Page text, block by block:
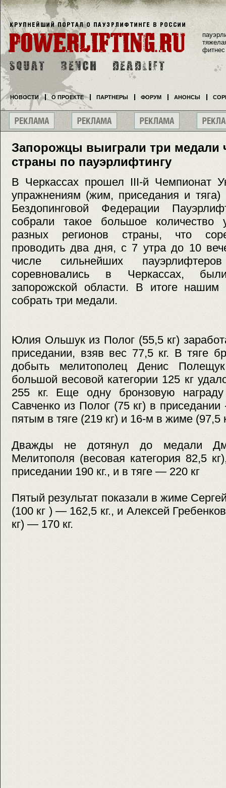
Запорожцы выиграли три медали
страны по пауэрлифтингу
В Черкассах прошел III-й Чемпионат
упражнениям (жим, приседания и тяга)
Бездопинговой Федерации
собрали такое большое количество
разных регионов страны, что
проводить два дня, с 7 утра до 10
числе сильнейших
соревновались в Черкассах,
запорожской области. В итоге нашим
собрать три медали.
Юлия Ольшук из Полог (55,5 кг)
приседании, взяв вес 77,5 кг. В тяге
добыть мелитополец Денис
большой весовой категории 125 кг
255 кг. Еще одну бронзовую награду
Савченко из Полог (75 кг) в
пятым в тяге (219 кг) и 16-м в жиме (97,5
Дважды не дотянул до медали
Мелитополя (весовая категория 82,5
приседании 190 кг., и в тяге — 220 кг
Пятый результат показали в жиме
(100 кг ) — 162,5 кг., и Алексей
кг) — 170 кг.
фитнес
НОВОСТИ О ПРОЕКТЕ ПАРТНЕРЫ ФОРУМ АНОНСЫ